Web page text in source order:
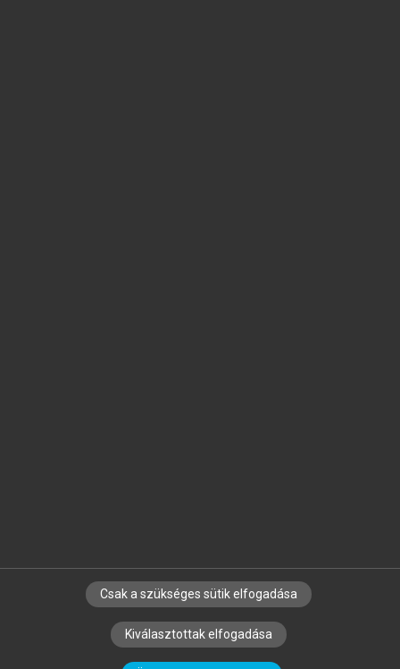
SZERZŐKNEK CÉGEKNEK KÖNYVTÁROSOKNAK
SZERKESZTÉSI ÉS LEKTORÁLÁSI ALAPELVEK
Csak a szükséges sütik elfogadása
Kiválasztottak elfogadása